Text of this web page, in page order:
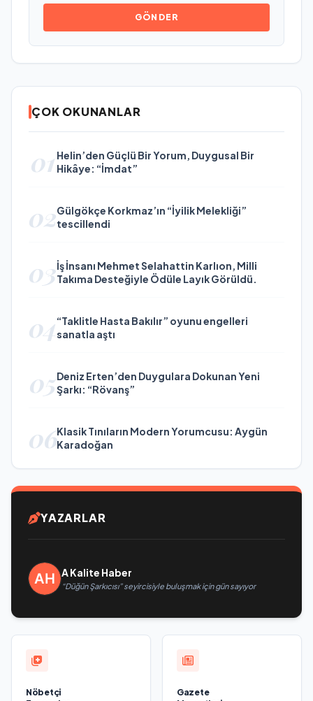
GÖNDER
ÇOK OKUNANLAR
01 Helin’den Güçlü Bir Yorum, Duygusal Bir
Hikâye: “İmdat”
02Gülgökçe Korkmaz’ın “İyilik Melekliği”
tescillendi
03İş İnsanı Mehmet Selahattin Karlıon, Milli
Takıma Desteğiyle Ödüle Layık Görüldü.
04“Taklitle Hasta Bakılır” oyunu engelleri
sanatla aştı
05Deniz Erten’den Duygulara Dokunan Yeni
Şarkı: “Rövanş”
06Klasik Tınıların Modern Yorumcusu: Aygün
Karadoğan
YAZARLAR
A Kalite Haber
“Düğün Şarkıcısı” seyircisiyle buluşmak için gün sayıyor
Nöbetçi
Gazete